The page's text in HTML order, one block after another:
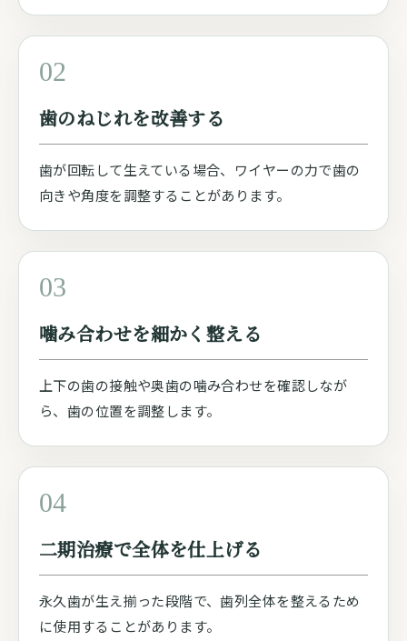
02
歯のねじれを改善する
歯が回転して生えている場合、ワイヤーの力で歯の
向きや角度を調整することがあります。
03
噛み合わせを細かく整える
上下の歯の接触や奥歯の噛み合わせを確認しなが
ら、歯の位置を調整します。
04
二期治療で全体を仕上げる
永久歯が生え揃った段階で、歯列全体を整えるため
に使用することがあります。